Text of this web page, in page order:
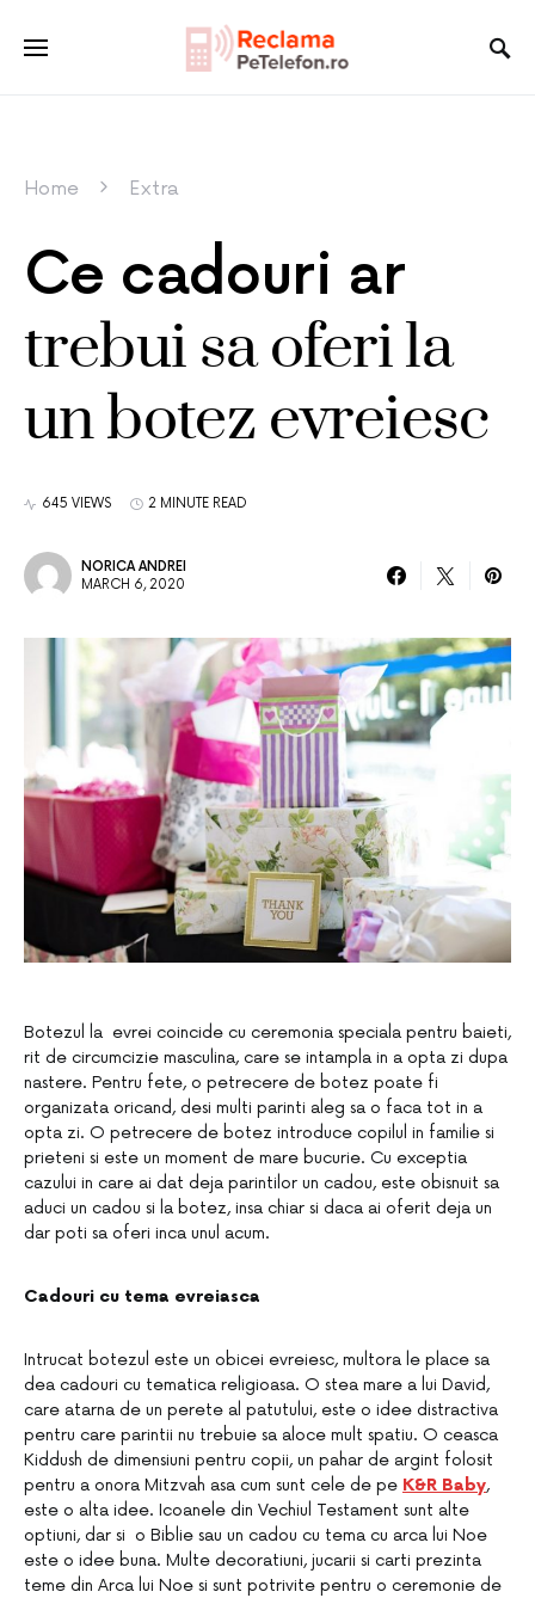
Home Extra
Ce cadouri ar
trebui sa oferi la
un botez evreiesc
645 VIEWS 2 MINUTE READ
NORICA ANDREI
MARCH 6, 2020
Botezul la evrei coincide cu ceremonia speciala pentru baieti,
rit de circumcizie masculina, care se intampla in a opta zi dupa
nastere. Pentru fete, o petrecere de botez poate fi
organizata oricand, desi multi parinti aleg sa o faca tot in a
opta zi. O petrecere de botez introduce copilul in familie si
prieteni si este un moment de mare bucurie. Cu exceptia
cazului in care ai dat deja parintilor un cadou, este obisnuit sa
aduci un cadou si la botez, insa chiar si daca ai oferit deja un
dar poti sa oferi inca unul acum.
Cadouri cu tema evreiasca
Intrucat botezul este un obicei evreiesc, multora le place sa
dea cadouri cu tematica religioasa. O stea mare a lui David,
care atarna de un perete al patutului, este o idee distractiva
pentru care parintii nu trebuie sa aloce mult spatiu. O ceasca
Kiddush de dimensiuni pentru copii, un pahar de argint folosit
pentru a onora Mitzvah asa cum sunt cele de pe K&R Baby,
este o alta idee. Icoanele din Vechiul Testament sunt alte
optiuni, dar si o Biblie sau un cadou cu tema cu arca lui Noe
este o idee buna. Multe decoratiuni, jucarii si carti prezinta
teme din Arca lui Noe si sunt potrivite pentru o ceremonie de